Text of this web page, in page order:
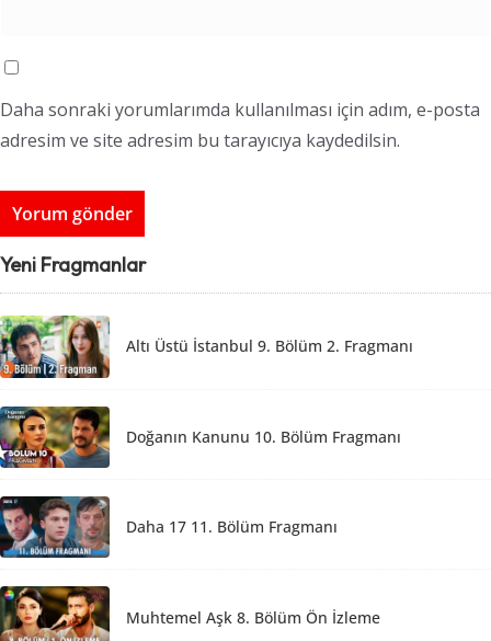
Daha sonraki yorumlarımda kullanılması için adım, e-posta
adresim ve site adresim bu tarayıcıya kaydedilsin.
Yeni Fragmanlar
Altı Üstü İstanbul 9. Bölüm 2. Fragmanı
Doğanın Kanunu 10. Bölüm Fragmanı
Daha 17 11. Bölüm Fragmanı
Muhtemel Aşk 8. Bölüm Ön İzleme